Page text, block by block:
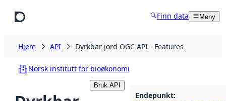
Finn data Meny
Hjem API Dyrkbar jord OGC API - Features
Norsk institutt for bioøkonomi
Bruk API
Endepunkt: